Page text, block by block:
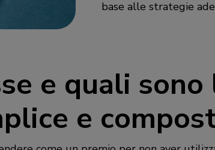
base alle strategie
e quali sono
e